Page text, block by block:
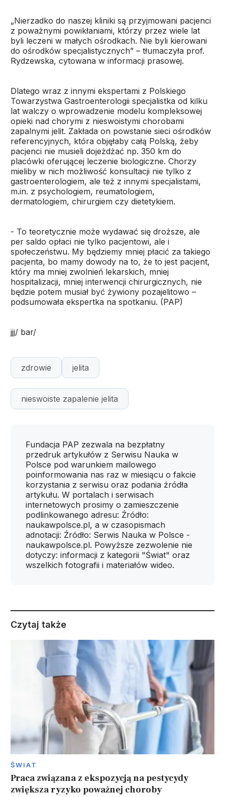
„Nierzadko do naszej kliniki są przyjmowani pacjenci
z poważnymi powikłaniami, którzy przez wiele lat
byli leczeni w małych ośrodkach. Nie byli kierowani
do ośrodków specjalistycznych” – tłumaczyła prof.
Rydzewska, cytowana w informacji prasowej.
Dlatego wraz z innymi ekspertami z Polskiego
Towarzystwa Gastroenterologii specjalistka od kilku
lat walczy o wprowadzenie modelu kompleksowej
opieki nad chorymi z nieswoistymi chorobami
zapalnymi jelit. Zakłada on powstanie sieci ośrodków
referencyjnych, która objęłaby całą Polską, żeby
pacjenci nie musieli dojeżdżać np. 350 km do
placówki oferującej leczenie biologiczne. Chorzy
mieliby w nich możliwość konsultacji nie tylko z
gastroenterologiem, ale też z innymi specjalistami,
m.in. z psychologiem, reumatologiem,
dermatologiem, chirurgiem czy dietetykiem.
- To teoretycznie może wydawać się droższe, ale
per saldo opłaci nie tylko pacjentowi, ale i
społeczeństwu. My będziemy mniej płacić za takiego
pacjenta, bo mamy dowody na to, że to jest pacjent,
który ma mniej zwolnień lekarskich, mniej
hospitalizacji, mniej interwencji chirurgicznych, nie
będzie potem musiał być żywiony pozajelitowo –
podsumowała ekspertka na spotkaniu. (PAP)
jjj/ bar/
zdrowie jelita
nieswoiste zapalenie jelita
Fundacja PAP zezwala na bezpłatny
przedruk artykułów z Serwisu Nauka w
Polsce pod warunkiem mailowego
poinformowania nas raz w miesiącu o fakcie
korzystania z serwisu oraz podania źródła
artykułu. W portalach i serwisach
internetowych prosimy o zamieszczenie
podlinkowanego adresu: Źródło:
naukawpolsce.pl, a w czasopismach
adnotacji: Źródło: Serwis Nauka w Polsce -
naukawpolsce.pl. Powyższe zezwolenie nie
dotyczy: informacji z kategorii "Świat" oraz
wszelkich fotografii i materiałów wideo.
Czytaj także
ŚWIAT
Praca związana z ekspozycją na pestycydy
zwiększa ryzyko poważnej choroby